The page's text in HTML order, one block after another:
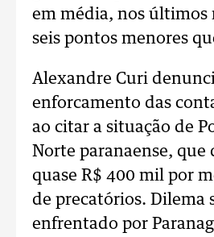
em média, nos últimos
seis pontos menores
Alexandre Curi
enforcamento das
ao citar a situação de
Norte paranaense, que
quase R$ 400 mil por
de precatórios. Dilema
enfrentado por